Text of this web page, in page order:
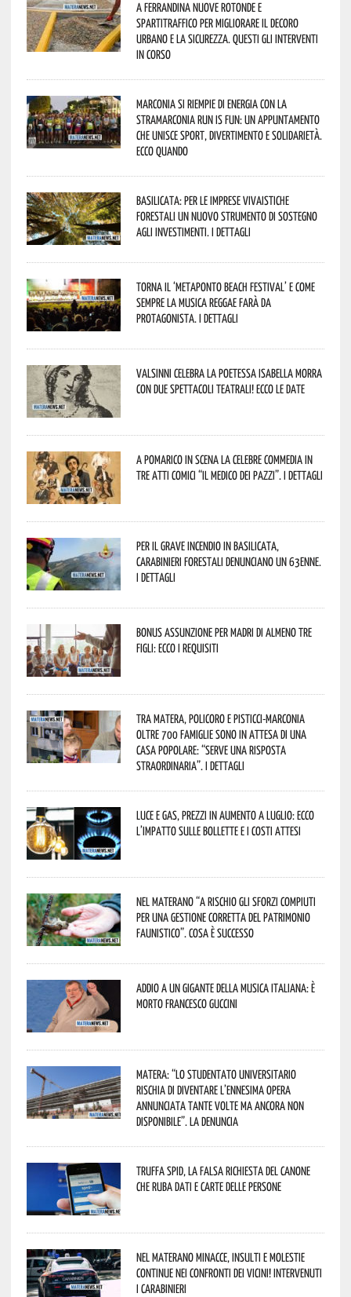
A Ferrandina nuove rotonde e
spartitraffico per migliorare il decoro
urbano e la sicurezza. Questi gli interventi
in corso
Marconia si riempie di energia con la
StraMarconia Run is Fun: un appuntamento
che unisce sport, divertimento e solidarietà.
Ecco quando
Basilicata: per le imprese vivaistiche
forestali un nuovo strumento di sostegno
agli investimenti. I dettagli
Torna il ‘Metaponto beach festival’ e come
sempre la musica reggae farà da
protagonista. I dettagli
Valsinni celebra la poetessa Isabella Morra
con due spettacoli teatrali! Ecco le date
A Pomarico in scena la celebre commedia in
tre atti comici “Il medico dei pazzi”. I dettagli
Per il grave incendio in Basilicata,
Carabinieri forestali denunciano un 63enne.
I dettagli
Bonus assunzione per madri di almeno tre
figli: ecco i requisiti
Tra Matera, Policoro e Pisticci-Marconia
oltre 700 famiglie sono in attesa di una
casa popolare: “serve una risposta
straordinaria”. I dettagli
Luce e gas, prezzi in aumento a luglio: ecco
l’impatto sulle bollette e i costi attesi
Nel materano “a rischio gli sforzi compiuti
per una gestione corretta del patrimonio
faunistico”. Cosa è successo
Addio a un gigante della musica italiana: è
morto Francesco Guccini
Matera: “Lo studentato universitario
rischia di diventare l’ennesima opera
annunciata tante volte ma ancora non
disponibile”. La denuncia
Truffa Spid, la falsa richiesta del canone
che ruba dati e carte delle persone
Nel materano minacce, insulti e molestie
continue nei confronti dei vicini! Intervenuti
i Carabinieri